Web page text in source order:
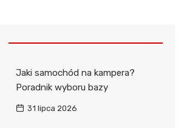
Jaki samochód na kampera?
Poradnik wyboru bazy
31 lipca 2026